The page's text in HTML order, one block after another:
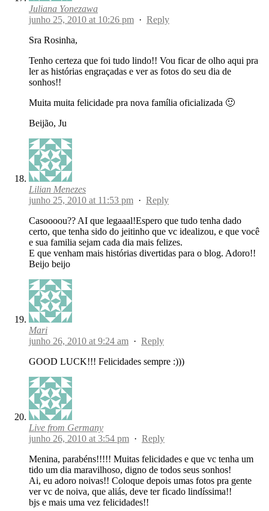
Juliana Yonezawa
junho 25, 2010 at 10:26 pm · Reply
Sra Rosinha,
Tenho certeza que foi tudo lindo!! Vou ficar de olho aqui pra
ler as histórias engraçadas e ver as fotos do seu dia de
sonhos!!
Muita muita felicidade pra nova família oficializada 🙂
Beijão, Ju
Lilian Menezes
junho 25, 2010 at 11:53 pm · Reply
Casoooou?? AI que legaaal!Espero que tudo tenha dado
certo, que tenha sido do jeitinho que vc idealizou, e que você
e sua familia sejam cada dia mais felizes.
E que venham mais histórias divertidas para o blog. Adoro!!
Beijo beijo
Mari
junho 26, 2010 at 9:24 am · Reply
GOOD LUCK!!! Felicidades sempre :)))
Live from Germany
junho 26, 2010 at 3:54 pm · Reply
Menina, parabéns!!!!! Muitas felicidades e que vc tenha um
tido um dia maravilhoso, digno de todos seus sonhos!
Ai, eu adoro noivas!! Coloque depois umas fotos pra gente
ver vc de noiva, que aliás, deve ter ficado lindíssima!!
bjs e mais uma vez felicidades!!